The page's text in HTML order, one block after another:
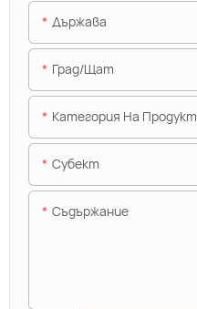
Държава
Град/щат
Категория На
Субект
Съдържание